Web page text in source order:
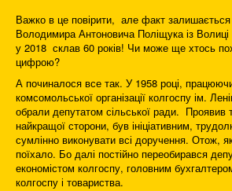
Важко в це повірити, але факт
Володимира Антоновича Поліщука із
у 2018 склав 60 років! Чи може ще хтось
цифрою?
А починалося все так. У 1958 році,
комсомольської організації колгоспу ім.
обрали депутатом сільської ради. Проявив
найкращої сторони, був ініціативним,
сумлінно виконувати всі доручення. Отож,
поїхало. Бо далі постійно переобирався
економістом колгоспу, головним
колгоспу і товариства.